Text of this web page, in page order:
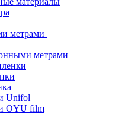
метрами
метрами
Unifol
OYU film